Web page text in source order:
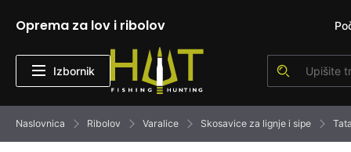
Oprema za lov i ribolov
Izbornik
Naslovnica Ribolov Varalice Skosavice za lignje i sipe